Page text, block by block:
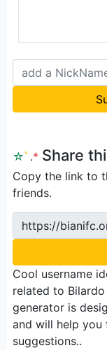
☆ﾟ .* Share
Copy the link to
friends.
https://
Cool username
related to
generator is
and will help you
suggestions..